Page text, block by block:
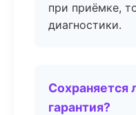
при приёмке,
диагностики.
Сохраняется
гарантия?